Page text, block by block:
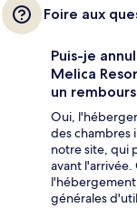
Foire aux
Puis-je
Melica
un
Oui,
des chambres
notre site, qui
avant
générales